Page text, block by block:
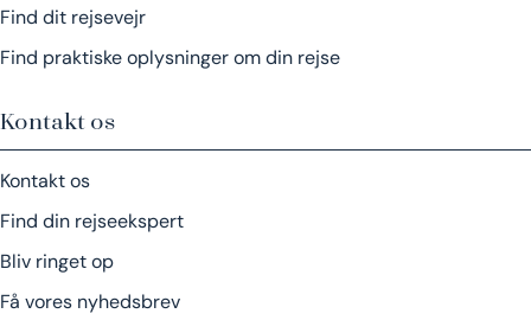
Find dit rejsevejr
Find praktiske oplysninger om din rejse
Kontakt os
Kontakt os
Find din rejseekspert
Bliv ringet op
Få vores nyhedsbrev